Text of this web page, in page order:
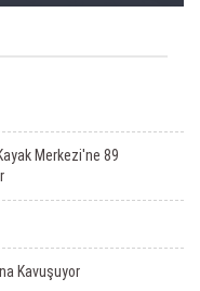
Merkezi'ne 89
Kavuşuyor